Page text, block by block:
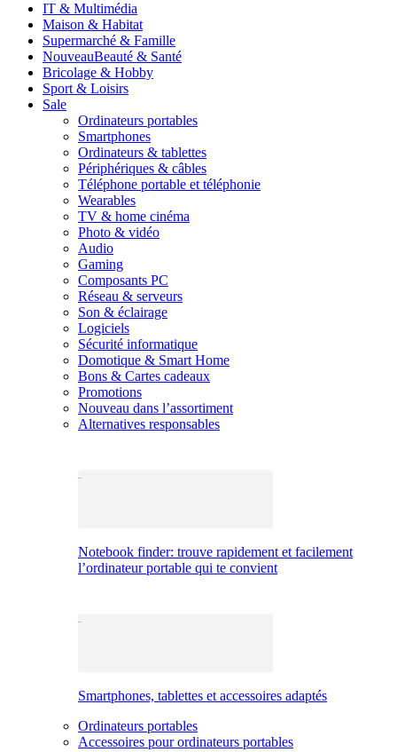
IT & Multimédia
Maison & Habitat
Supermarché & Famille
NouveauBeauté & Santé
Bricolage & Hobby
Sport & Loisirs
Sale
Ordinateurs portables
Smartphones
Ordinateurs & tablettes
Périphériques & câbles
Téléphone portable et téléphonie
Wearables
TV & home cinéma
Photo & vidéo
Audio
Gaming
Composants PC
Réseau & serveurs
Son & éclairage
Logiciels
Sécurité informatique
Domotique & Smart Home
Bons & Cartes cadeaux
Promotions
Nouveau dans l’assortiment
Alternatives responsables
Notebook finder: trouve rapidement et facilement
l’ordinateur portable qui te convient
Smartphones, tablettes et accessoires adaptés
Ordinateurs portables
Accessoires pour ordinateurs portables